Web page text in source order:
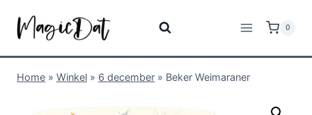
0
Home » Winkel » 6 december » Beker Weimaraner